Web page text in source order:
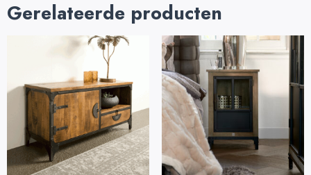
Gerelateerde producten